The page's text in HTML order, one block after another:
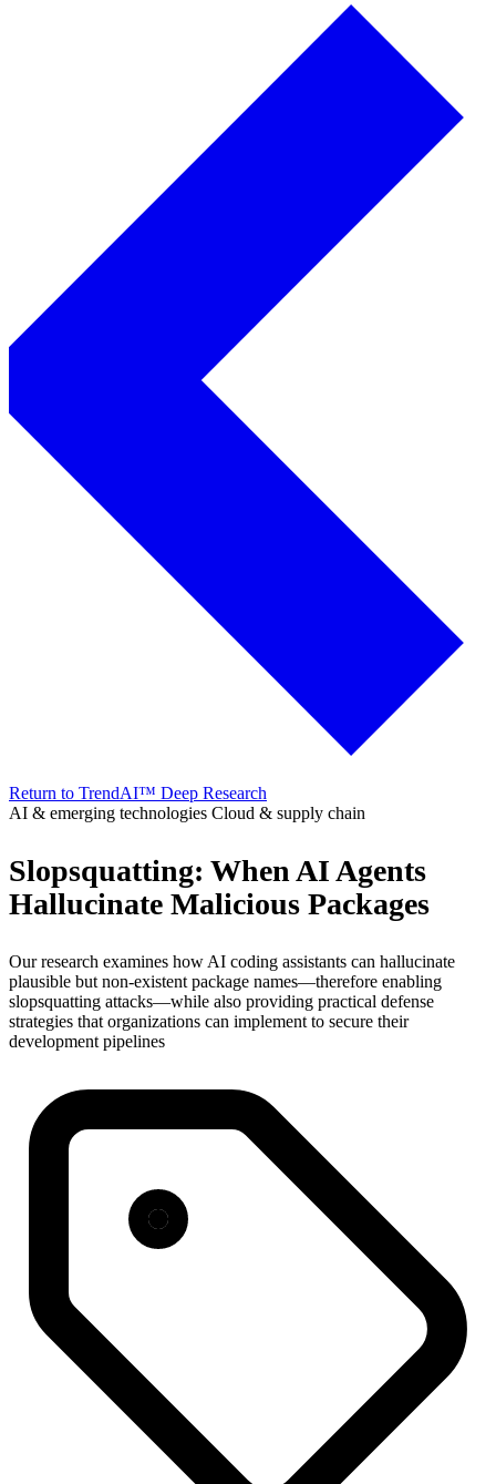
Return to TrendAI™ Deep Research
AI & emerging technologies Cloud & supply chain
Slopsquatting: When AI Agents
Hallucinate Malicious Packages
Our research examines how AI coding assistants can hallucinate
plausible but non-existent package names—therefore enabling
slopsquatting attacks—while also providing practical defense
strategies that organizations can implement to secure their
development pipelines